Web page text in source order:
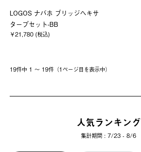
LOGOS ナバホ ブリッジヘキサ
タープセット-BB
￥21,780 (税込)
19件中 1 〜 19件（1ページ⽬を表⽰中）
人気ランキング
集計期間 : 7/23 - 8/6